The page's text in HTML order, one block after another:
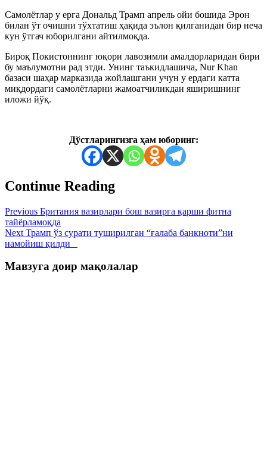
Самолётлар у ерга Дональд Трамп апрель ойи бошида Эрон
билан ўт очишни тўхтатиш ҳақида эълон қилганидан бир неча
кун ўтгач юборилгани айтилмоқда.
Бироқ Покистоннинг юқори лавозимли амалдорларидан бири
бу маълумотни рад этди. Унинг таъкидлашича, Nur Khan
базаси шаҳар марказида жойлашгани учун у ердаги катта
миқдордаги самолётларни жамоатчиликдан яширишнинг
иложи йўқ.
Дўстларингизга ҳам юборинг:
Continue Reading
Previous Британия вазирлари бош вазирга қарши фитна
тайёрламоқда
Next Трамп ўз сурати туширилган “ғалаба банкноти”ни
намойиш қилди
Мавзуга доир мақолалар